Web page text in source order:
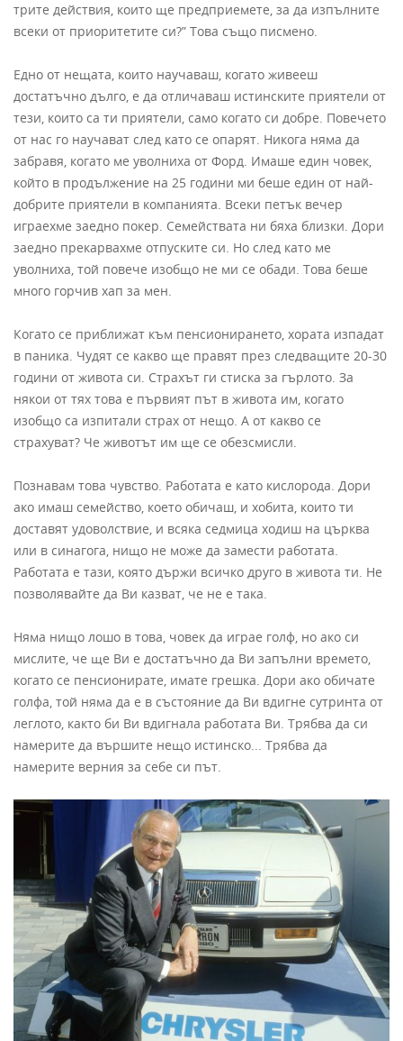
трите действия, които ще предприемете, за да изпълните
всеки от приоритетите си?” Това също писмено.
Едно от нещата, които научаваш, когато живееш
достатъчно дълго, е да отличаваш истинските приятели от
тези, които са ти приятели, само когато си добре. Повечето
от нас го научават след като се опарят. Никога няма да
забравя, когато ме уволниха от Форд. Имаше един човек,
който в продължение на 25 години ми беше един от най-
добрите приятели в компанията. Всеки петък вечер
играехме заедно покер. Семействата ни бяха близки. Дори
заедно прекарвахме отпуските си. Но след като ме
уволниха, той повече изобщо не ми се обади. Това беше
много горчив хап за мен.
Когато се приближат към пенсионирането, хората изпадат
в паника. Чудят се какво ще правят през следващите 20-30
години от живота си. Страхът ги стиска за гърлото. За
някои от тях това е първият път в живота им, когато
изобщо са изпитали страх от нещо. А от какво се
страхуват? Че животът им ще се обезсмисли.
Познавам това чувство. Работата е като кислорода. Дори
ако имаш семейство, което обичаш, и хобита, които ти
доставят удоволствие, и всяка седмица ходиш на църква
или в синагога, нищо не може да замести работата.
Работата е тази, която държи всичко друго в живота ти. Не
позволявайте да Ви казват, че не е така.
Няма нищо лошо в това, човек да играе голф, но ако си
мислите, че ще Ви е достатъчно да Ви запълни времето,
когато се пенсионирате, имате грешка. Дори ако обичате
голфа, той няма да е в състояние да Ви вдигне сутринта от
леглото, както би Ви вдигнала работата Ви. Трябва да си
намерите да вършите нещо истинско... Трябва да
намерите верния за себе си път.